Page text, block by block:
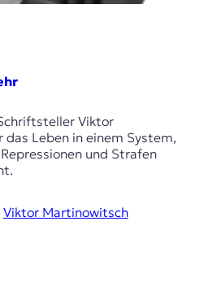
Viktor
Leben in einem System,
und Strafen
Viktor Martinowitsch